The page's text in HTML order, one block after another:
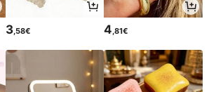
3,58€ 4 ,81€